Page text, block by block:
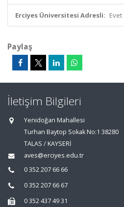
Erciyes Üniversitesi Adresli: Evet
Paylaş
İletişim Bilgileri
Yenidoğan Mahallesi
Turhan Baytop Sokak No:1 38280
TALAS / KAYSERİ
aves@erciyes.edu.tr
0 352 207 66 66
0 352 207 66 67
0 352 437 49 31